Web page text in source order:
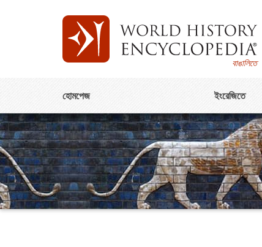
বাঙালিতে
হোমপেজ ইংরেজিতে